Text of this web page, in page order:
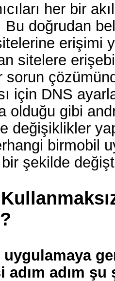
her bir
Bu doğrudan
erişimi
sitelere
sorun
için DNS
olduğu gibi
değişiklikler
birmobil
şekilde
adım şu